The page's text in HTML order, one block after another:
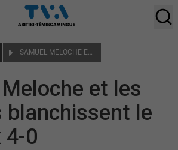
SAMUEL MELOCHE ET LES HUSKIES BLANCHISSENT LE PHOENIX 4-0
et les
blanchissent le
4-0